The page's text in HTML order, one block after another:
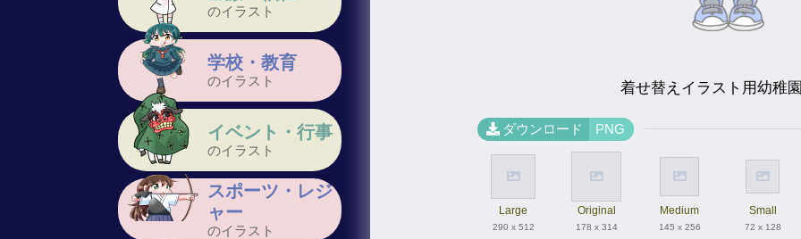
のイラスト
学校・教育
のイラスト
イベント・行事
のイラスト
スポーツ・レジ
ャー
のイラスト
着せ替えイラスト用幼稚
ダウンロード PNG
Large
290 x 512
Original
178 x 314
Medium
145 x 256
Small
72 x 128